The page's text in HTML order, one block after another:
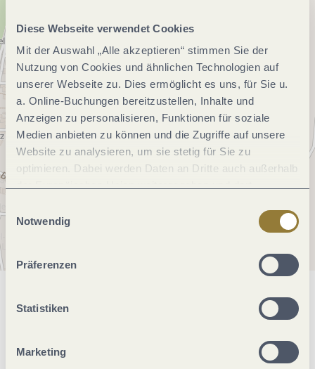
Diese Webseite verwendet Cookies
Mit der Auswahl „Alle akzeptieren“ stimmen Sie der
Nutzung von Cookies und ähnlichen Technologien auf
unserer Webseite zu. Dies ermöglicht es uns, für Sie u.
a. Online-Buchungen bereitzustellen, Inhalte und
Anzeigen zu personalisieren, Funktionen für soziale
Medien anbieten zu können und die Zugriffe auf unsere
Website zu analysieren, um sie stetig für Sie zu
optimieren. Dabei werden Daten an Dritte auch außerhalb
jederzeit widerrufen werden. Mit der Auswahl "Alle
ablehnen" kann es zu Beeinträchtigungen in der Nutzung
Notwendig
Präferenzen
Statistiken
Marketing
Allgemeine Informationen
Öffnungszeiten